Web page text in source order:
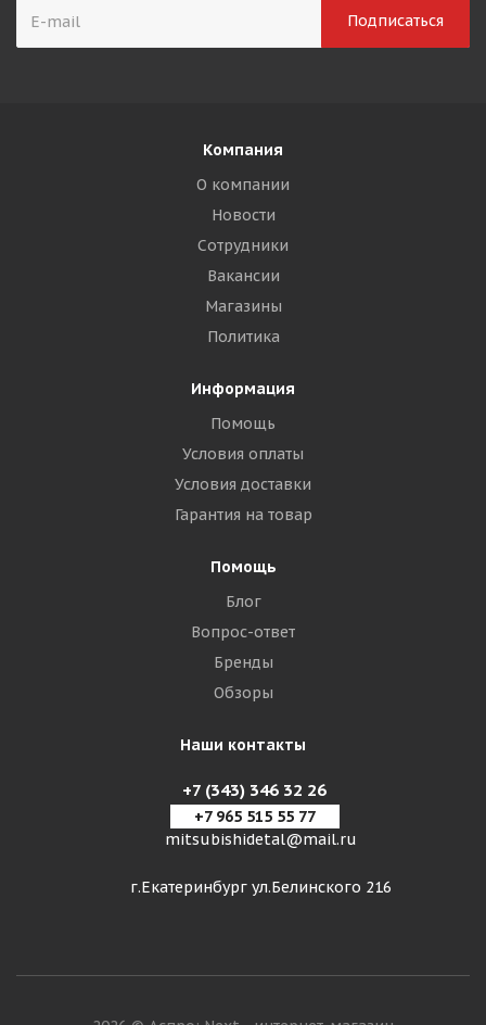
Компания
О компании
Новости
Сотрудники
Вакансии
Магазины
Политика
Информация
Помощь
Условия оплаты
Условия доставки
Гарантия на товар
Помощь
Блог
Вопрос-ответ
Бренды
Обзоры
Наши контакты
+7 (343) 346 32 26
+7 965 515 55 77
mitsubishidetal@mail.ru
г.Екатеринбург ул.Белинского 216